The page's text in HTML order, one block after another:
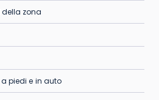
zona
piedi e in auto